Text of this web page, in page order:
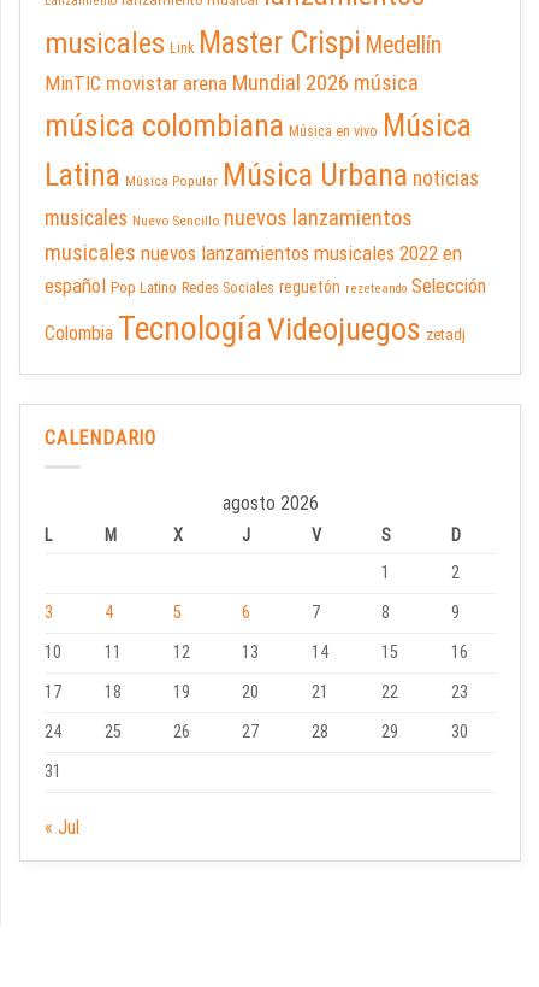
musicales Link Master Crispi Medellín
MinTIC movistar arena Mundial 2026 música
música colombiana Música en vivo Música
Latina Música Popular Música Urbana noticias
musicales Nuevo Sencillo nuevos lanzamientos
musicales nuevos lanzamientos musicales 2022 en
español Pop Latino Redes Sociales reguetón rezeteando Selección
Colombia TecnologíaVideojuegos zetadj
CALENDARIO
agosto 2026
L M X J V S
D
1
2
3
4 5 6 7 8
9
10
11 12 13 14 15
16
17
18 19 20 21 22
23
24
25 26 27 28 29
30
31
« Jul